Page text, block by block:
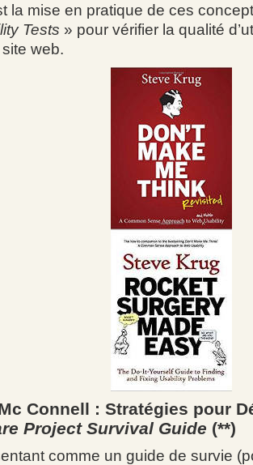
la mise en pratique de ces
Tests » pour vérifier la qualité
site web.
Connell : Stratégies pour
Project Survival Guide (**)
comme un guide de survie